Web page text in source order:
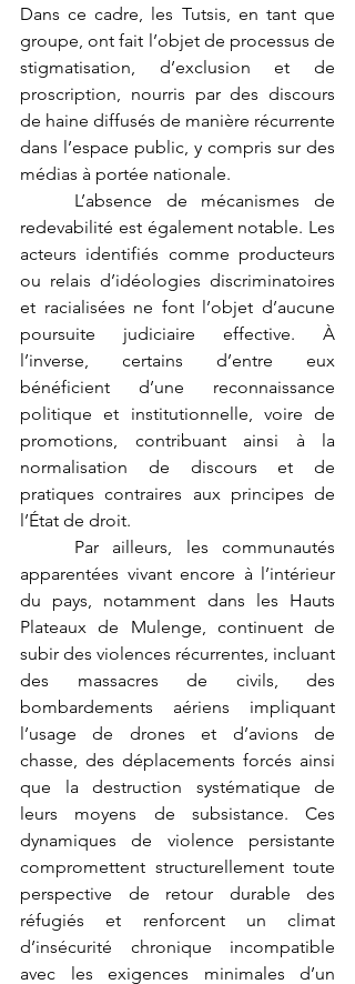
Dans ce cadre, les Tutsis, en tant que
groupe, ont fait l’objet de processus de
stigmatisation, d’exclusion et de
proscription, nourris par des discours
de haine diffusés de manière récurrente
dans l’espace public, y compris sur des
médias à portée nationale.
redevabilité est également notable. Les
acteurs identifiés comme producteurs
ou relais d’idéologies discriminatoires
et racialisées ne font l’objet d’aucune
poursuite judiciaire effective. À
l’inverse, certains d’entre eux
bénéficient d’une reconnaissance
politique et institutionnelle, voire de
promotions, contribuant ainsi à la
normalisation de discours et de
pratiques contraires aux principes de
l’État de droit.
apparentées vivant encore à l’intérieur
du pays, notamment dans les Hauts
Plateaux de Mulenge, continuent de
subir des violences récurrentes, incluant
des massacres de civils, des
bombardements aériens impliquant
l’usage de drones et d’avions de
chasse, des déplacements forcés ainsi
que la destruction systématique de
leurs moyens de subsistance. Ces
dynamiques de violence persistante
compromettent structurellement toute
perspective de retour durable des
réfugiés et renforcent un climat
d’insécurité chronique incompatible
avec les exigences minimales d’un